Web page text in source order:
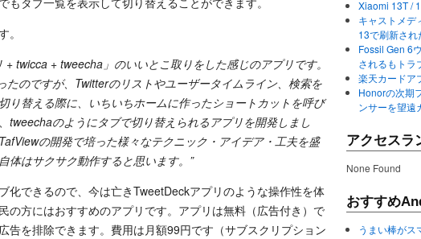
。
+ twicca + tweecha」のいいとこ取りをした感じのアプリです。
たのですが、Twitterのリストやユーザータイムライン、検索を
り替える際に、いちいちホームに作ったショートカットを呼び
tweechaのようにタブで切り替えられるアプリを開発しまし
の開発で培った様々なテクニック・アイデア・工夫を盛
体はサクサク動作すると思います。”
化できるので、今は亡きTweetDeckアプリのような操作性を体
の方にはおすすめのアプリです。アプリは無料（広告付き）で
告を排除できます。費用は月額99円です（サブスクリプション
Xiaomi 13T /
キャストメデ
13で刷新さ
Fossil Gen 6
されるもトラ
楽天カードア
Honorの次期
ンサーを望遠
アクセスラ
None Found
おすすめ
うまい棒がス